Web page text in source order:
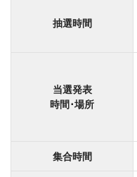
抽選時間
当選発表
時間･場所
集合時間